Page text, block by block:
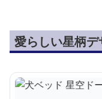
愛らしい星柄